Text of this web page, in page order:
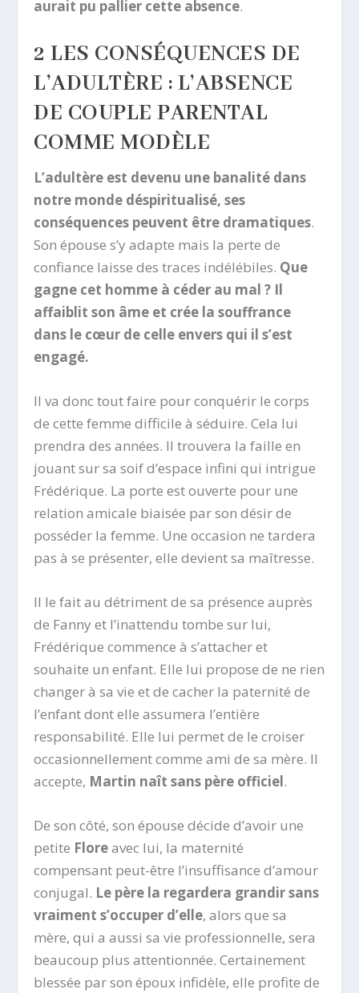
aurait pu pallier cette absence.
2 LES CONSÉQUENCES DE
L’ADULTÈRE : L’ABSENCE
DE COUPLE PARENTAL
COMME MODÈLE
L’adultère est devenu une banalité dans
notre monde déspiritualisé, ses
conséquences peuvent être dramatiques.
Son épouse s’y adapte mais la perte de
confiance laisse des traces indélébiles. Que
gagne cet homme à céder au mal ? Il
affaiblit son âme et crée la souffrance
dans le cœur de celle envers qui il s’est
engagé.
Il va donc tout faire pour conquérir le corps
de cette femme difficile à séduire. Cela lui
prendra des années. Il trouvera la faille en
jouant sur sa soif d’espace infini qui intrigue
Frédérique. La porte est ouverte pour une
relation amicale biaisée par son désir de
posséder la femme. Une occasion ne tardera
pas à se présenter, elle devient sa maîtresse.
Il le fait au détriment de sa présence auprès
de Fanny et l’inattendu tombe sur lui,
Frédérique commence à s’attacher et
souhaite un enfant. Elle lui propose de ne rien
changer à sa vie et de cacher la paternité de
l’enfant dont elle assumera l’entière
responsabilité. Elle lui permet de le croiser
occasionnellement comme ami de sa mère. Il
accepte, Martin naît sans père officiel.
De son côté, son épouse décide d’avoir une
petite Floreavec lui, la maternité
compensant peut-être l’insuffisance d’amour
conjugal. Le père la regardera grandir sans
vraiment s’occuper d’elle, alors que sa
mère, qui a aussi sa vie professionnelle, sera
beaucoup plus attentionnée. Certainement
blessée par son époux infidèle, elle profite de